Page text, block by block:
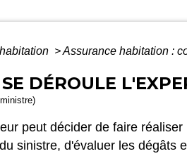
>Assurance habitation :
DÉROULE
peut décider de faire
sinistre, d'évaluer les dégâts